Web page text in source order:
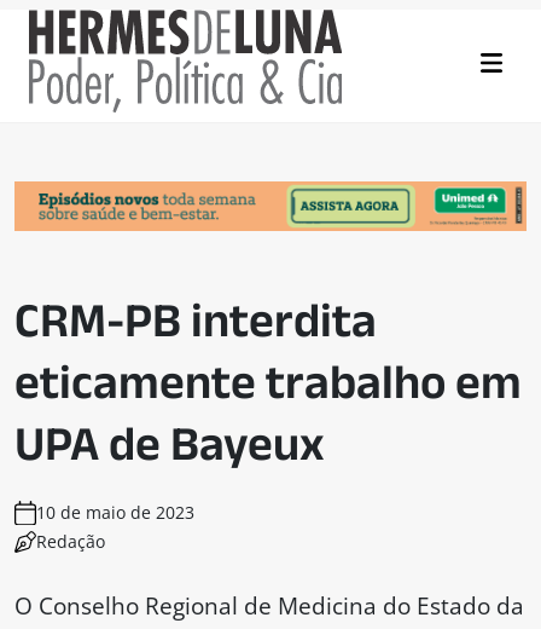
CRM-PB interdita
eticamente trabalho em
UPA de Bayeux
10 de maio de 2023
Redação
O Conselho Regional de Medicina do Estado da